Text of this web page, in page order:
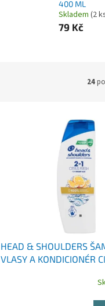
400 ML
Skladem (2
79 Kč
24
HEAD & SHOULDERS
VLASY A KONDICIONÉR